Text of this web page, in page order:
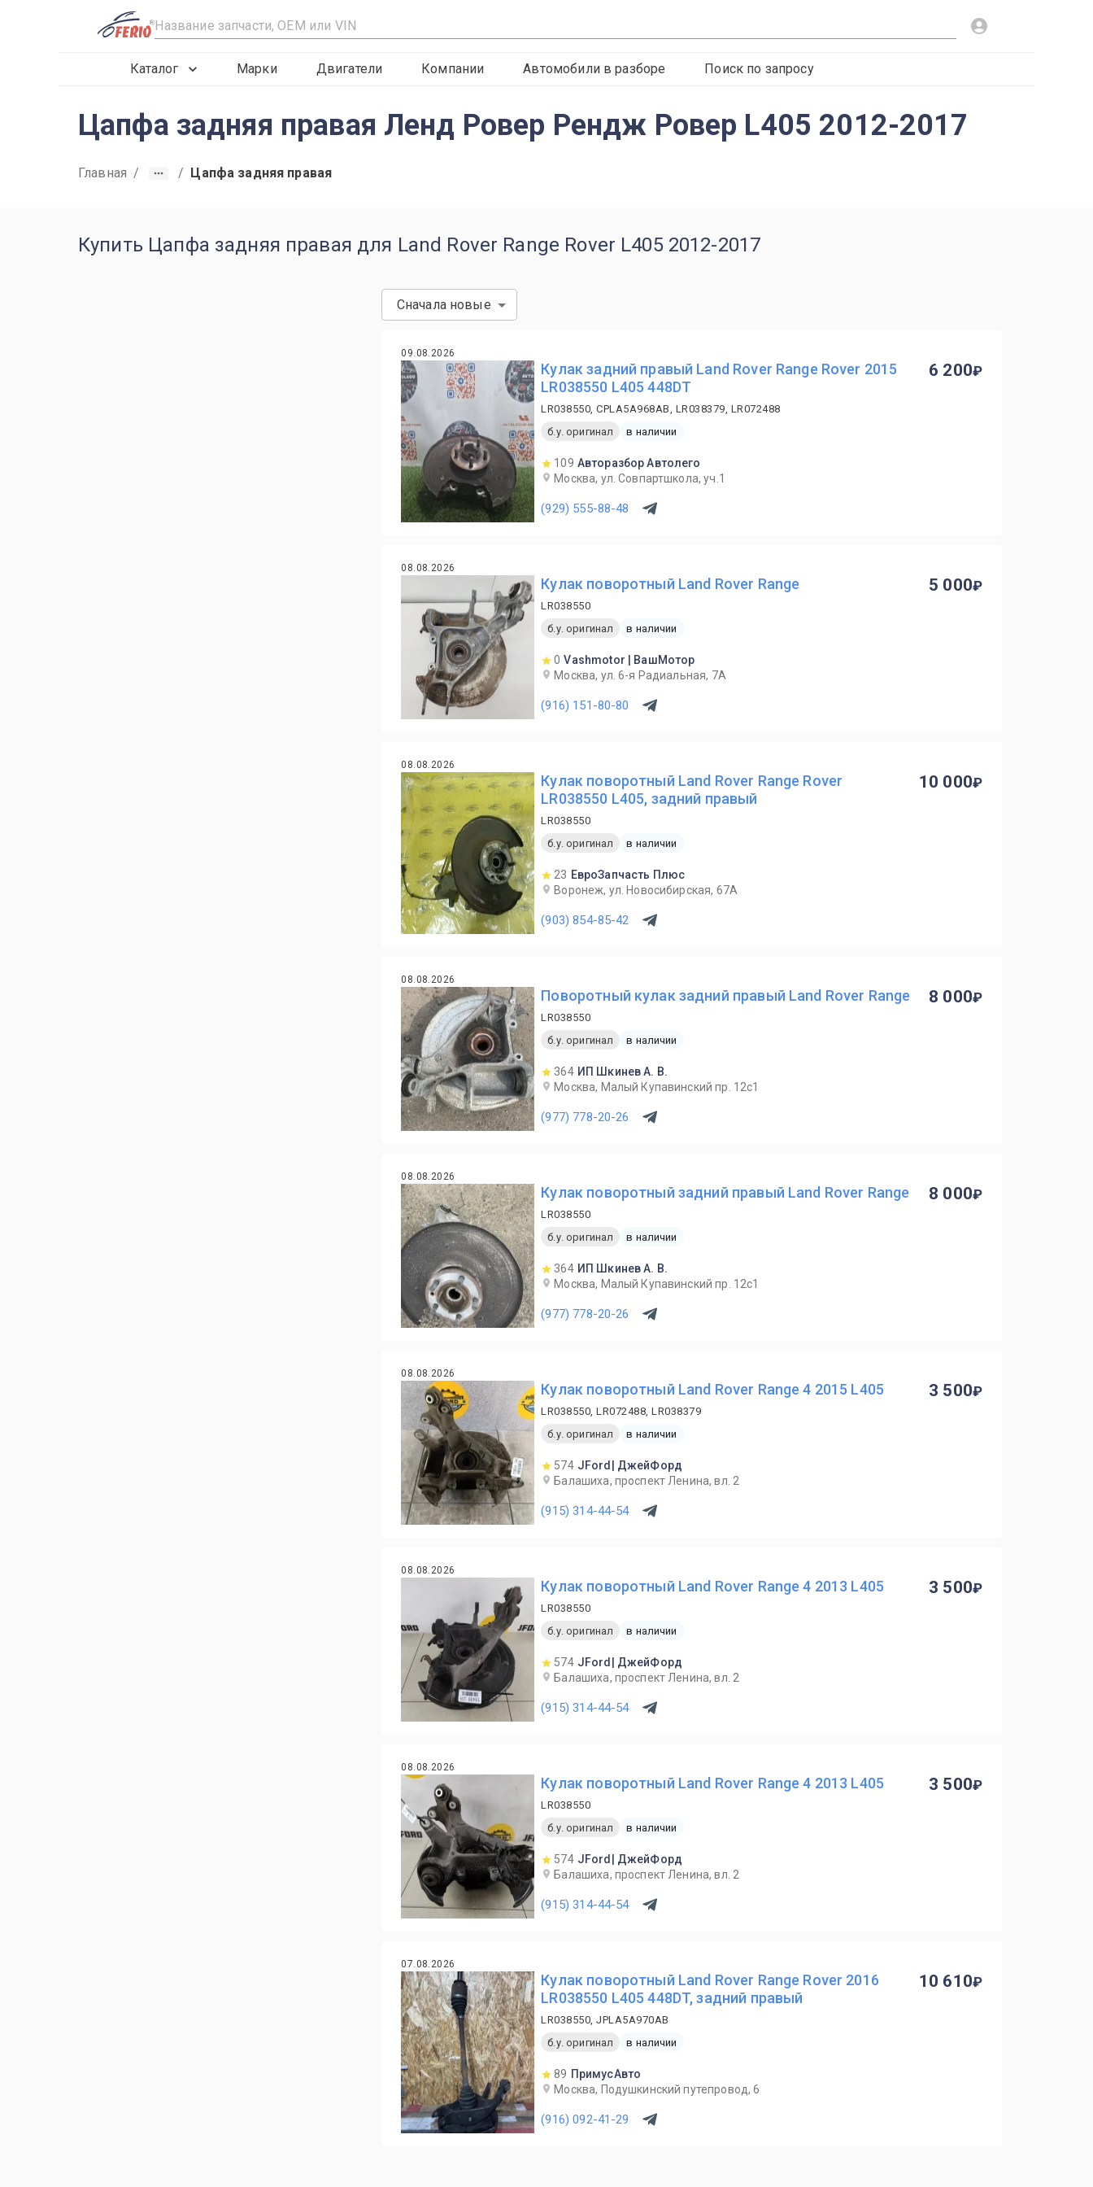
R
Каталог Марки Двигатели Компании Автомобили в разборе Поиск по запросу
Цапфа задняя правая Ленд Ровер Рендж Ровер L405 2012-2017
Главная / / Цапфа задняя правая
Купить Цапфа задняя правая для Land Rover Range Rover L405 2012-2017
Сначала новые
09.08.2026
Кулак задний правый Land Rover Range Rover 2015
LR038550 L405 448DT
LR038550, CPLA5A968AB, LR038379, LR072488
б.у. оригинал
в наличии
109 Авторазбор Автолего
Москва, ул. Совпартшкола, уч.1
(929) 555-88-48
6 200
08.08.2026
Кулак поворотный Land Rover Range
LR038550
б.у. оригинал
в наличии
0 Vashmotor | ВашМотор
Москва, ул. 6-я Радиальная, 7А
(916) 151-80-80
5 000
08.08.2026
Кулак поворотный Land Rover Range Rover
LR038550 L405, задний правый
LR038550
б.у. оригинал
в наличии
23 ЕвроЗапчасть Плюс
Воронеж, ул. Новосибирская, 67А
(903) 854-85-42
10 000
08.08.2026
Поворотный кулак задний правый Land Rover Range
LR038550
б.у. оригинал
в наличии
364 ИП Шкинев А. В.
Москва, Малый Купавинский пр. 12с1
(977) 778-20-26
8 000
08.08.2026
Кулак поворотный задний правый Land Rover Range
LR038550
б.у. оригинал
в наличии
364 ИП Шкинев А. В.
Москва, Малый Купавинский пр. 12с1
(977) 778-20-26
8 000
08.08.2026
Кулак поворотный Land Rover Range 4 2015 L405
LR038550, LR072488, LR038379
б.у. оригинал
в наличии
574 JFord| ДжейФорд
Балашиха, проспект Ленина, вл. 2
(915) 314-44-54
3 500
08.08.2026
Кулак поворотный Land Rover Range 4 2013 L405
LR038550
б.у. оригинал
в наличии
574 JFord| ДжейФорд
Балашиха, проспект Ленина, вл. 2
(915) 314-44-54
3 500
08.08.2026
Кулак поворотный Land Rover Range 4 2013 L405
LR038550
б.у. оригинал
в наличии
574 JFord| ДжейФорд
Балашиха, проспект Ленина, вл. 2
(915) 314-44-54
3 500
07.08.2026
Кулак поворотный Land Rover Range Rover 2016
LR038550 L405 448DT, задний правый
LR038550, JPLA5A970AB
б.у. оригинал
в наличии
89 ПримусАвто
Москва, Подушкинский путепровод, 6
(916) 092-41-29
10 610